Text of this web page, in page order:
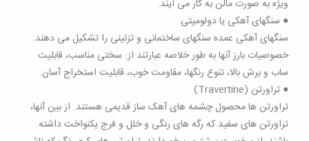
ویژه به صورت مالن به کار می آیند.
● سنگهای آهکی یا دولومیتی
سنگهای آهکی عمده سنگهای ساختمانی و تزئینی را تشکیل می دهند.
خصوصیات بارز آنها به طور خلاصه عبارتند از: سختی مناسب، قابلیت
ساب و برش بالا، تنوع رنگها، مقاومت خوب، قابلیت استخراج آسان.
● تراورتن (Travertine)
تراورتن ها محصول چشمه های آهک ساز قدیمی هستند. از بین آنها،
تراورتن های سفید که رگه های رنگی و خلل و فرج یکنواخت داشته